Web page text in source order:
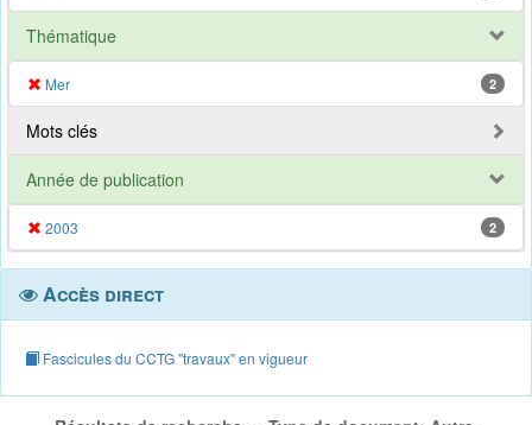
Thématique
Mer 2
Mots clés
Année de publication
2003 2
Accès direct
Fascicules du CCTG "travaux" en vigueur